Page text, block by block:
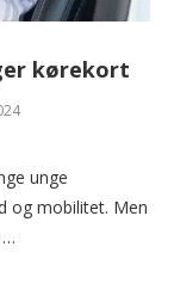
kørekort
unge
og mobilitet. Men
…